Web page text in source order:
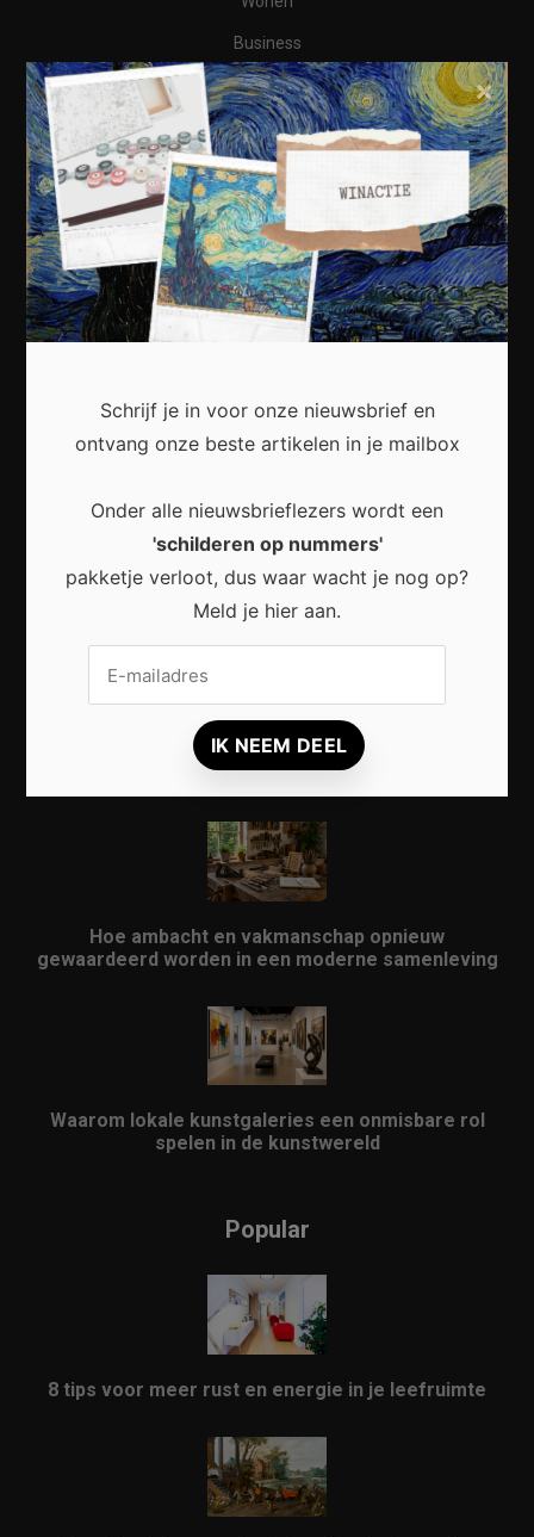
Business
Financieel
Varia
Meest recent
wordt voor Nederlandse huishoudens
Waarom micro-avonturen de perfecte manier zijn
om Nederland opnieuw te ontdekken
Waarom kunst in openbare ruimtes meer doet dan
alleen een stad verfraaien
Hoe ambacht en vakmanschap opnieuw
gewaardeerd worden in een moderne samenleving
Waarom lokale kunstgaleries een onmisbare rol
spelen in de kunstwereld
Popular
8 tips voor meer rust en energie in je leefruimte
Schrijf je in voor onze nieuwsbrief en
ontvang onze beste artikelen in je mailbox
Onder alle nieuwsbrieflezers wordt een
'schilderen op nummers'
pakketje verloot, dus waar wacht je nog op?
Meld je hier aan.
×